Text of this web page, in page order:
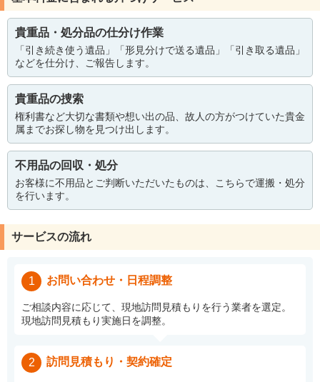
貴重品・処分品の仕分け作業
「引き続き使う遺品」「形見分けで送る遺品」「引き取る遺品」
などを仕分け、ご報告します。
貴重品の捜索
権利書など大切な書類や想い出の品、故人の方がつけていた貴金
属までお探し物を見つけ出します。
不用品の回収・処分
お客様に不用品とご判断いただいたものは、こちらで運搬・処分
を行います。
サービスの流れ
1 お問い合わせ・日程調整
ご相談内容に応じて、現地訪問見積もりを行う業者を選定。
現地訪問見積もり実施日を調整。
2 訪問見積もり・契約確定